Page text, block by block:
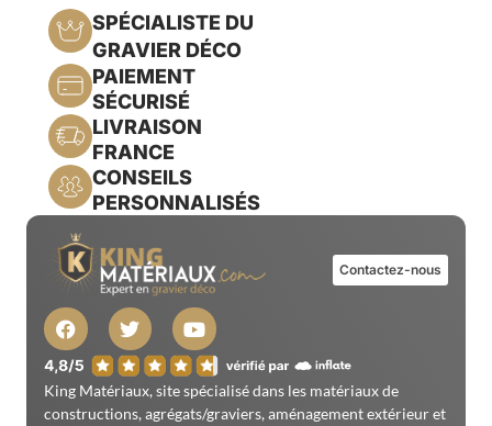
SPÉCIALISTE DU
GRAVIER DÉCO
PAIEMENT
SÉCURISÉ
LIVRAISON
FRANCE
CONSEILS
PERSONNALISÉS
Contactez-nous
King Matériaux, site spécialisé dans les matériaux de
constructions, agrégats/graviers, aménagement extérieur et